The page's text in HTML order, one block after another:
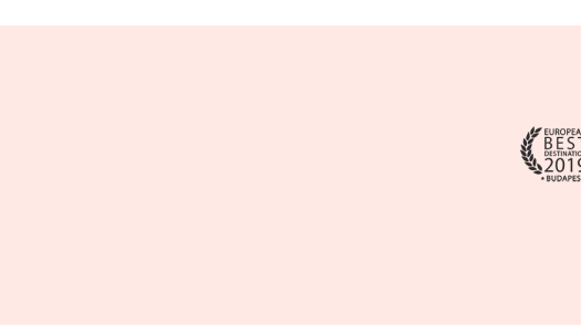
biztonságban érezhesse magát a BKK